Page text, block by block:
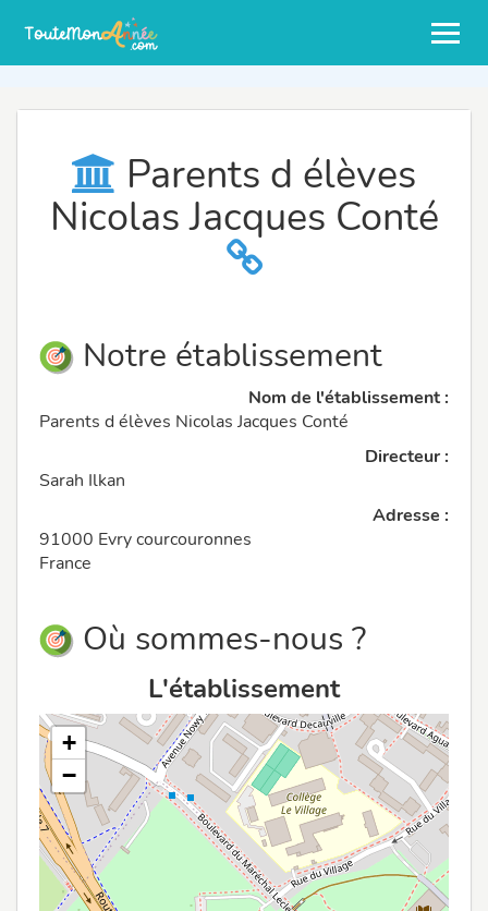
Parents d élèves
Nicolas Jacques Conté
Notre établissement
Nom de l'établissement :
Parents d élèves Nicolas Jacques Conté
Directeur :
Sarah Ilkan
Adresse :
91000 Evry courcouronnes
France
Où sommes-nous ?
L'établissement
+
−